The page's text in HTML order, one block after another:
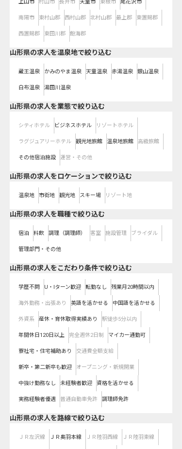
上山市 村山市 長井市 天童市 東根市 尾花沢市
南陽市 東村山郡 西村山郡 北村山郡 最上郡 東置賜郡
西置賜郡 東田川郡 飽海郡
山形県の求人を温泉地で絞り込む
蔵王温泉 かみのやま温泉 天童温泉 赤湯温泉 銀山温泉
白布温泉 湯田川温泉
山形県の求人を業態で絞り込む
シティホテル ビジネスホテル リゾートホテル
ラグジュアリーホテル 観光地旅館 温泉地旅館 高級旅館
その他宿泊施設 運営・その他
山形県の求人をロケーションで絞り込む
温泉地 市街地 観光地 スキー場 リゾート地
山形県の求人を職種で絞り込む
宿泊 料飲 調理（調理師） 客室 施設管理 ブライダル
管理部門・その他
山形県の求人をこだわり条件で絞り込む
学歴不問 U・Iターン歓迎 転勤なし 残業月20時間以内
海外勤務・出張あり 英語を活かせる 中国語を活かせる
外資系 産休・育休取得実績あり 駅徒歩5分以内
年間休日120日以上 完全週休2日制 マイカー通勤可
寮社宅・住宅補助あり 交通費全額支給
新卒・第二新卒も歓迎 オープニング・新規開業
中抜け勤務なし 未経験者歓迎 資格を活かせる
実務経験者優遇 普通自動車免許 調理師免許
山形県の求人を路線で絞り込む
ＪＲ左沢線 ＪＲ奥羽本線 ＪＲ陸羽西線 ＪＲ陸羽東線